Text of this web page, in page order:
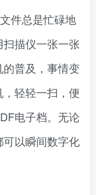
件总是忙碌地
描仪一张一张
普及，事情变
轻轻一扫，便
电子档。无论
以瞬间数字化